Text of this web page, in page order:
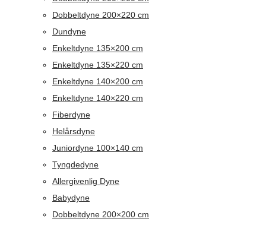
Dobbeltdyne 200×220 cm
Dundyne
Enkeltdyne 135×200 cm
Enkeltdyne 135×220 cm
Enkeltdyne 140×200 cm
Enkeltdyne 140×220 cm
Fiberdyne
Helårsdyne
Juniordyne 100×140 cm
Tyngdedyne
Allergivenlig Dyne
Babydyne
Dobbeltdyne 200×200 cm